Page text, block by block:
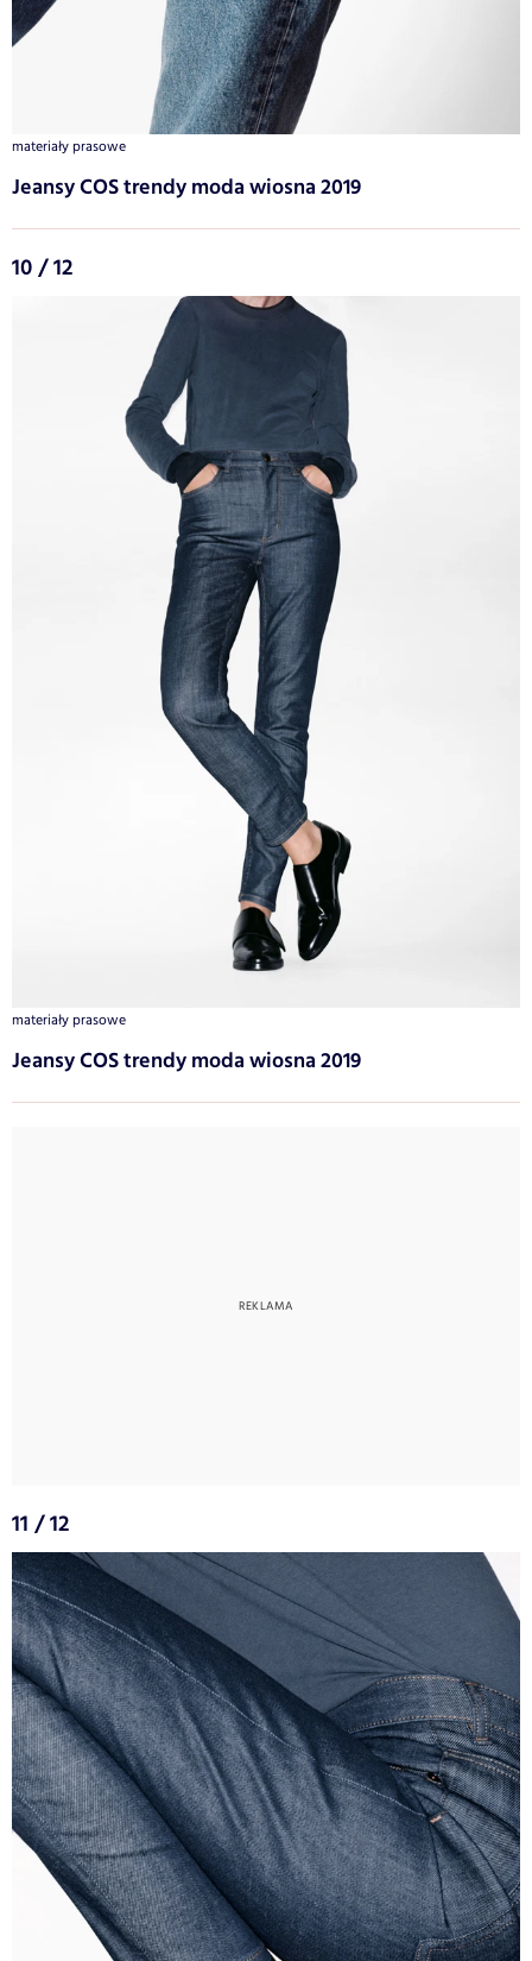
materiały prasowe
Jeansy COS trendy moda wiosna 2019
10 / 12
materiały prasowe
Jeansy COS trendy moda wiosna 2019
11 / 12